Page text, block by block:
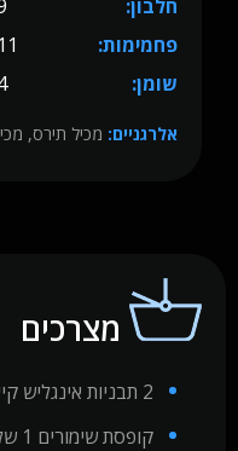
חלבון:
פחמימות:
11
שומן:
אלרגניים: מכיל תירס,
מצרכים
2 תבניות אינגליש קייק
קופסת שימורים 1 של תירס